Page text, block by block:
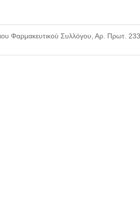
Φαρμακευτικού Συλλόγου, Αρ. Πρωτ.